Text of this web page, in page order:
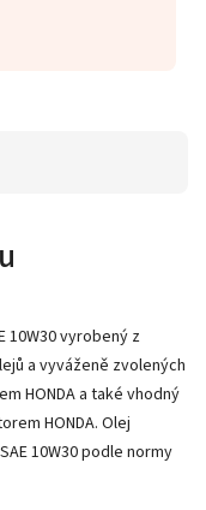
10W30 vyrobený z
a vyváženě zvolených
HONDA a také vhodný
HONDA. Olej
10W30 podle normy